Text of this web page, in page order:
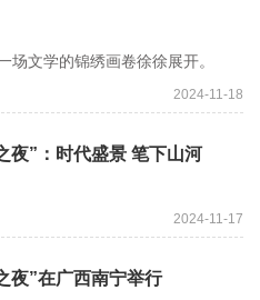
文学的锦绣画卷徐徐展开。
2024-11-18
夜”：时代盛景 笔下山河
2024-11-17
夜”在广西南宁举行